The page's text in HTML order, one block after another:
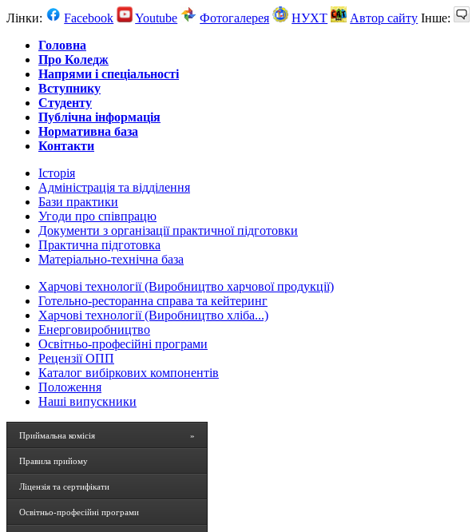
Лінки: Facebook Youtube Фотогалерея НУХТ Автор сайту Інше:
Головна
Про Коледж
Напрями і спеціальності
Вступнику
Студенту
Публічна інформація
Нормативна база
Контакти
Історія
Адміністрація та відділення
Бази практики
Угоди про співпрацю
Документи з організації практичної підготовки
Практична підготовка
Матеріально-технічна база
Харчові технології (Виробництво харчової продукції)
Готельно-ресторанна справа та кейтеринг
Харчові технології (Виробництво хліба...)
Енерговиробництво
Оcвітньо-професійні програми
Рецензії ОПП
Каталог вибіркових компонентів
Положення
Наші випускники
Приймальна комісія »
Правила прийому
Ліцензія та сертифікати
Освітньо-професійні програми